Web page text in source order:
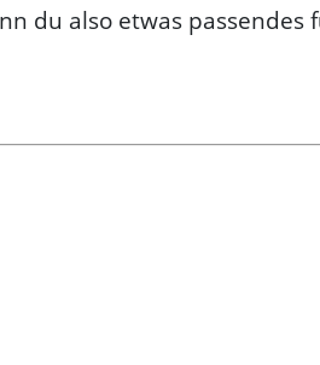
du also etwas